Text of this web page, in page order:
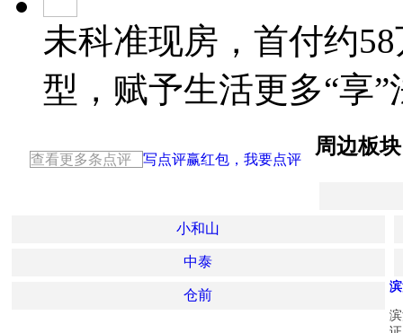
未科准现房，首付约
型，赋予生活更多“享”
查看更多条点评 写点评赢红包，我要点评
周边板块
小和山
中泰
仓前